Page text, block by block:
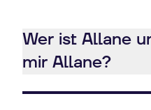
Wer ist Allane
mir Allane?